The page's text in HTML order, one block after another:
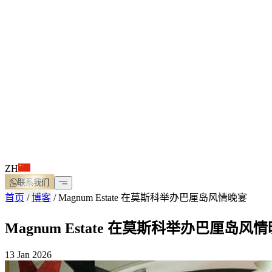
ZH
联系我们
首页 /博客 /Magnum Estate 在莫斯科举办巴厘岛风情晚宴
Magnum Estate 在莫斯科举办巴厘岛风情
13 Jan 2026